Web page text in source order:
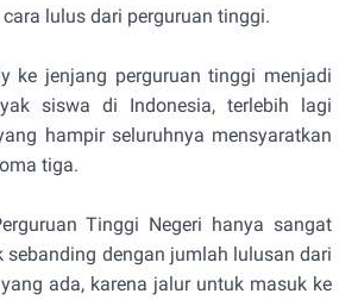
lulus dari perguruan tinggi.
ke jenjang perguruan tinggi menjadi
siswa di Indonesia, terlebih lagi
hampir seluruhnya mensyaratkan
tiga.
Tinggi Negeri hanya sangat
sebanding dengan jumlah lulusan dari
ada, karena jalur untuk masuk ke